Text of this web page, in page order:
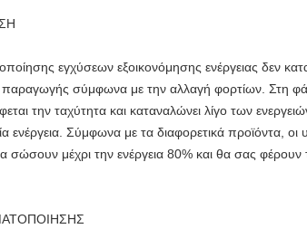
εγχύσεων εξοικονόμησης ενέργειας δεν
σύμφωνα με την αλλαγή φορτίων. Στη
την ταχύτητα και καταναλώνει λίγο των
ενέργεια. Σύμφωνα με τα διαφορετικά προϊόντα,
σώσουν μέχρι την ενέργεια 80% και θα σας φέρουν